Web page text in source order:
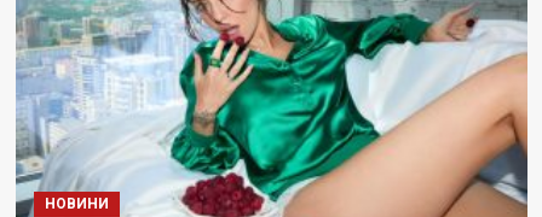
НОВИНИ